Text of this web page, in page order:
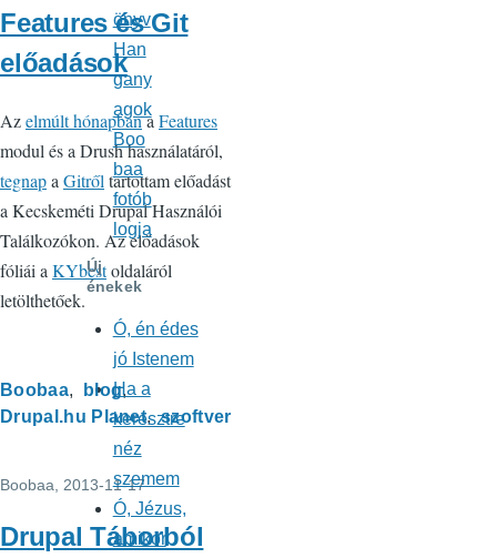
Features és Git
előadások
Azelmúlt hónapbana Features
modul és a Drush használatáról,
tegnapa Gitről tartottam előadást
a Kecskeméti Drupal Használói
Találkozókon. Az előadások
fóliái a KYbestoldaláról
letölthetőek.
Boobaa
blog
Drupal.hu Planet
szoftver
Boobaa , 2013-11-17
Drupal Táborból
önyv
Han
gany
agok
Boo
baa
fotób
logja
Új
énekek
Ó, én édes
jó Istenem
Ha a
keresztre
néz
szemem
Ó, Jézus,
amikor